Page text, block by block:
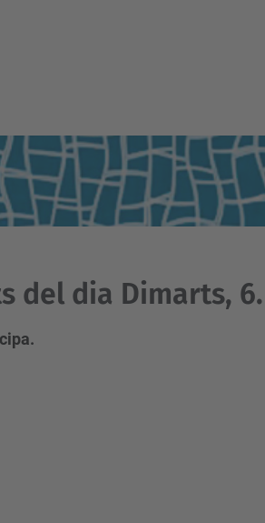
del dia Dimarts, 6.